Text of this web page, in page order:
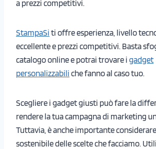
a prezzi competitivi.
StampaSi ti offre esperienza, livello
eccellente e prezzi competitivi. Basta
catalogo online e potrai trovare i gadget
personalizzabili che fanno al caso tuo.
Scegliere i gadget giusti può fare la
rendere la tua campagna di marketing
Tuttavia, è anche importante
sostenibile delle scelte che facciamo.